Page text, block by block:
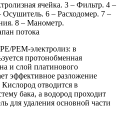
ячейка. 3 – Фильтр. 4 –
Осушитель. 6 – Расходомер. 7 –
8 – Манометр.
потока
PEM‑электролиз: в
протонобменная
и слой платинового
эффективное разложение
отводится в
бака, а водород проходит
для удаления основной части